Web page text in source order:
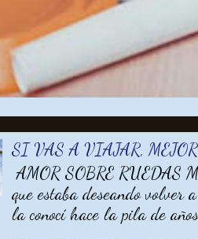
SI VAS A VIAJAR,
AMOR SOBRE RUEDAS
que estaba deseando volver
la conocí hace la pila de